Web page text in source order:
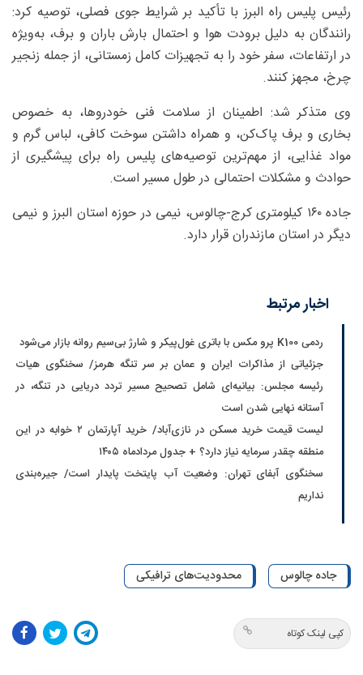
رئیس پلیس راه البرز با تأکید بر شرایط جوی فصلی، توصیه کرد:
رانندگان به دلیل برودت هوا و احتمال بارش باران و برف، به‌ویژه
در ارتفاعات، سفر خود را به تجهیزات کامل زمستانی، از جمله زنجیر
چرخ، مجهز کنند.
وی متذکر شد: اطمینان از سلامت فنی خودروها، به خصوص
بخاری و برف پاک‌کن، و همراه داشتن سوخت کافی، لباس گرم و
مواد غذایی، از مهم‌ترین توصیه‌های پلیس راه برای پیشگیری از
حوادث و مشکلات احتمالی در طول مسیر است.
جاده ۱۶۰ کیلومتری کرج-چالوس، نیمی در حوزه استان البرز و نیمی
دیگر در استان مازندران قرار دارد.
اخبار مرتبط
ردمی K100 پرو مکس با باتری غول‌پیکر و شارژ بی‌سیم روانه بازار می‌شود
جزئیاتی از مذاکرات ایران و عمان بر سر تنگه هرمز/ سخنگوی هیات
رئیسه مجلس: بیانیه‌ای شامل تصحیح مسیر تردد دریایی در تنگه، در
آستانه نهایی شدن است
لیست قیمت خرید مسکن در نازی‌آباد/ خرید آپارتمان ۲ خوابه در این
منطقه چقدر سرمایه نیاز دارد؟ + جدول مردادماه ۱۴۰۵
سخنگوی آبفای تهران: وضعیت آب پایتخت پایدار است/ جیره‌بندی
نداریم
جاده چالوس محدودیت‌های ترافیکی
کپی لینک کوتاه